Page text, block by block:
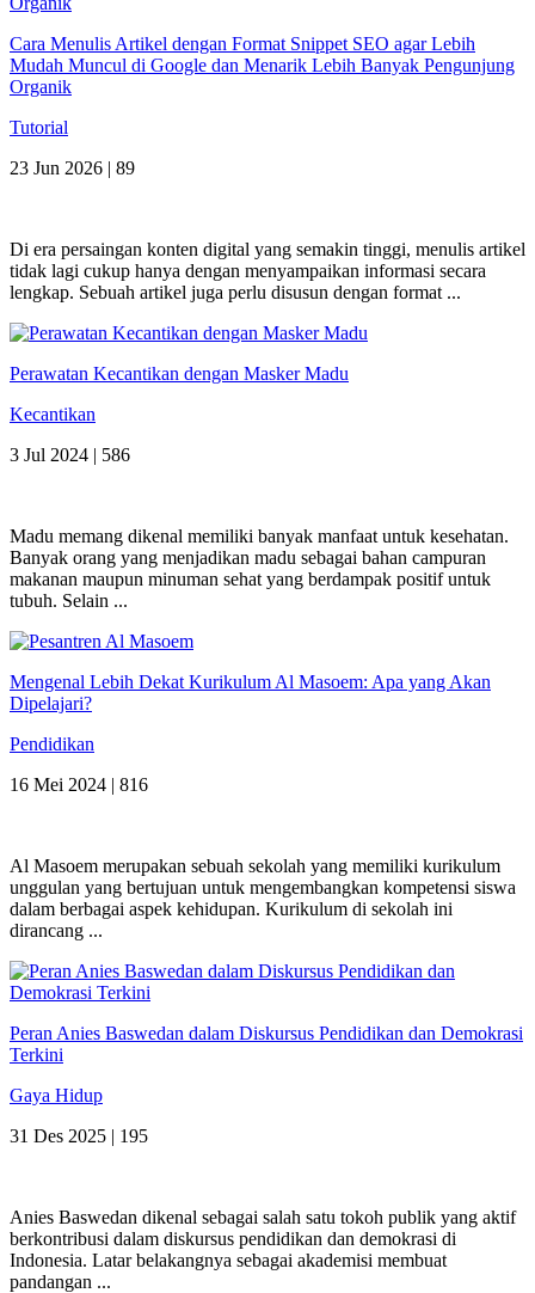
Cara Menulis Artikel dengan Format Snippet SEO agar Lebih
Mudah Muncul di Google dan Menarik Lebih Banyak Pengunjung
Organik
Tutorial
23 Jun 2026 | 89
Di era persaingan konten digital yang semakin tinggi, menulis artikel
tidak lagi cukup hanya dengan menyampaikan informasi secara
lengkap. Sebuah artikel juga perlu disusun dengan format ...
Perawatan Kecantikan dengan Masker Madu
Kecantikan
3 Jul 2024 | 586
Madu memang dikenal memiliki banyak manfaat untuk kesehatan.
Banyak orang yang menjadikan madu sebagai bahan campuran
makanan maupun minuman sehat yang berdampak positif untuk
tubuh. Selain ...
Mengenal Lebih Dekat Kurikulum Al Masoem: Apa yang Akan
Dipelajari?
Pendidikan
16 Mei 2024 | 816
Al Masoem merupakan sebuah sekolah yang memiliki kurikulum
unggulan yang bertujuan untuk mengembangkan kompetensi siswa
dalam berbagai aspek kehidupan. Kurikulum di sekolah ini
dirancang ...
Peran Anies Baswedan dalam Diskursus Pendidikan dan Demokrasi
Terkini
Gaya Hidup
31 Des 2025 | 195
Anies Baswedan dikenal sebagai salah satu tokoh publik yang aktif
berkontribusi dalam diskursus pendidikan dan demokrasi di
Indonesia. Latar belakangnya sebagai akademisi membuat
pandangan ...